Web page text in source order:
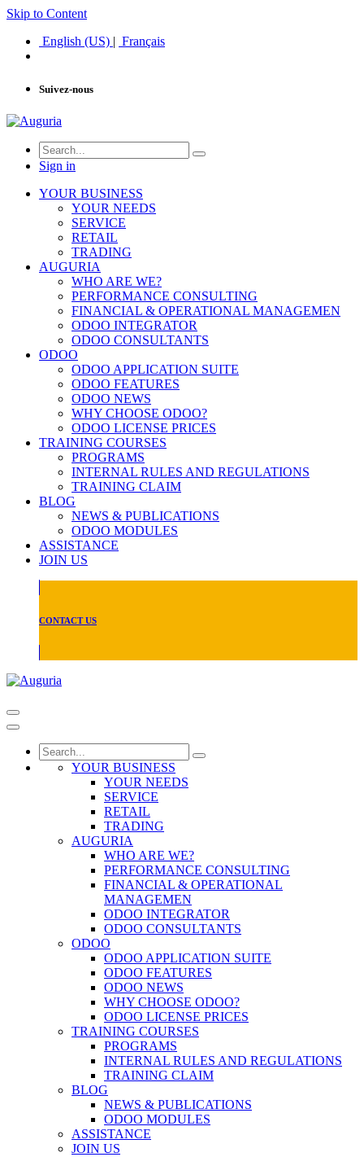
Skip to Content
English (US) | Français
Suivez-nous
Sign in
YOUR BUSINESS
YOUR NEEDS
SERVICE
RETAIL
TRADING
AUGURIA
WHO ARE WE?
PERFORMANCE CONSULTING
FINANCIAL & OPERATIONAL MANAGEMEN
ODOO INTEGRATOR
ODOO CONSULTANTS
ODOO
ODOO APPLICATION SUITE
ODOO FEATURES
ODOO NEWS
WHY CHOOSE ODOO?
ODOO LICENSE PRICES
TRAINING COURSES
PROGRAMS
INTERNAL RULES AND REGULATIONS
TRAINING CLAIM
BLOG
NEWS & PUBLICATIONS
ODOO MODULES
ASSISTANCE
JOIN US
CONTACT US
YOUR BUSINESS
YOUR NEEDS
SERVICE
RETAIL
TRADING
AUGURIA
WHO ARE WE?
PERFORMANCE CONSULTING
FINANCIAL & OPERATIONAL
MANAGEMEN
ODOO INTEGRATOR
ODOO CONSULTANTS
ODOO
ODOO APPLICATION SUITE
ODOO FEATURES
ODOO NEWS
WHY CHOOSE ODOO?
ODOO LICENSE PRICES
TRAINING COURSES
PROGRAMS
INTERNAL RULES AND REGULATIONS
TRAINING CLAIM
BLOG
NEWS & PUBLICATIONS
ODOO MODULES
ASSISTANCE
JOIN US